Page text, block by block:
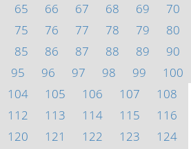
65 66 67 68 69
70
75 76 77 78 79
80
85 86 87 88 89
90
95 96 97 98 99
100
104 105 106 107
108
112 113 114 115
116
120 121 122 123
124